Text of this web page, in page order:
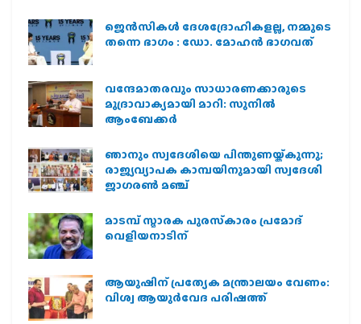
ജെന്‍സികള്‍ ദേശദ്രോഹികളല്ല, നമ്മുടെ
തന്നെ ഭാഗം : ഡോ. മോഹന്‍ ഭാഗവത്
വന്ദേമാതരവും സാധാരണക്കാരുടെ
മുദ്രാവാക്യമായി മാറി: സുനിൽ
ആംബേക്കർ
ഞാനും സ്വദേശിയെ പിന്തുണയ്ക്കുന്നു;
രാജ്യവ്യാപക കാമ്പയിനുമായി സ്വദേശി
ജാഗരണ്‍ മഞ്ച്
മാടമ്പ് സ്മാരക പുരസ്‌കാരം പ്രമോദ്
വെളിയനാടിന്
ആയുഷിന് പ്രത്യേക മന്ത്രാലയം വേണം:
വിശ്വ ആയുര്‍വേദ പരിഷത്ത്